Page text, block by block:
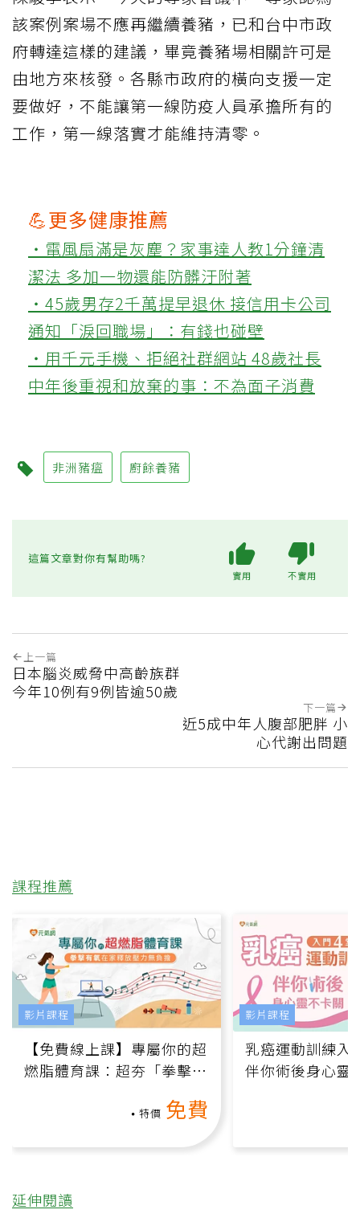
該案例案場不應再繼續養豬，已和台中市政
府轉達這樣的建議，畢竟養豬場相關許可是
由地方來核發。各縣市政府的橫向支援一定
要做好，不能讓第一線防疫人員承擔所有的
工作，第一線落實才能維持清零。
💪更多健康推薦
‧電風扇滿是灰塵？家事達人教1分鐘清
潔法 多加一物還能防髒汙附著
‧45歲男存2千萬提早退休 接信用卡公司
通知「淚回職場」：有錢也碰壁
‧用千元手機、拒絕社群網站 48歲社長
中年後重視和放棄的事：不為面子消費
非洲豬瘟 廚餘養豬
這篇文章對你有幫助嗎?
實用 不實用
上一篇
日本腦炎威脅中高齡族群
今年10例有9例皆逾50歲
下一篇
近5成中年人腹部肥胖 小
心代謝出問題
課程推薦
【免費線上課】專屬你的超
燃脂體育課：超夯「拳擊有
特價 免費
影片課程
乳癌運動訓練入
伴你術後身心靈
影片課程
延伸閱讀